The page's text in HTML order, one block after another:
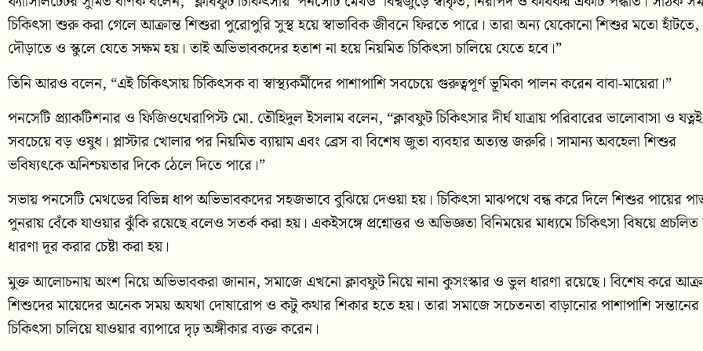
চিকিৎসা শুরু করা গেলে আক্রান্ত শিশুরা পুরোপুরি সুস্থ হয়ে স্বাভাবিক জীবনে ফিরতে পারে। তারা অন্য যেকোনো শিশুর মতো হাঁটতে,
দৌড়াতে ও স্কুলে যেতে সক্ষম হয়। তাই অভিভাবকদের হতাশ না হয়ে নিয়মিত চিকিৎসা চালিয়ে যেতে হবে।”
তিনি আরও বলেন, “এই চিকিৎসায় চিকিৎসক বা স্বাস্থ্যকর্মীদের পাশাপাশি সবচেয়ে গুরুত্বপূর্ণ ভূমিকা পালন করেন বাবা-মায়েরা।”
পনসেটি প্র্যাকটিশনার ও ফিজিওথেরাপিস্ট মো. তৌহিদুল ইসলাম বলেন, “ক্লাবফুট চিকিৎসার দীর্ঘ যাত্রায় পরিবারের ভালোবাসা ও যত্নই
সবচেয়ে বড় ওষুধ। প্লাস্টার খোলার পর নিয়মিত ব্যায়াম এবং ব্রেস বা বিশেষ জুতা ব্যবহার অত্যন্ত জরুরি। সামান্য অবহেলা শিশুর
ভবিষ্যৎকে অনিশ্চয়তার দিকে ঠেলে দিতে পারে।”
সভায় পনসেটি মেথডের বিভিন্ন ধাপ অভিভাবকদের সহজভাবে বুঝিয়ে দেওয়া হয়। চিকিৎসা মাঝপথে বন্ধ করে দিলে শিশুর পায়ের
পুনরায় বেঁকে যাওয়ার ঝুঁকি রয়েছে বলেও সতর্ক করা হয়। একইসঙ্গে প্রশ্নোত্তর ও অভিজ্ঞতা বিনিময়ের মাধ্যমে চিকিৎসা বিষয়ে
ধারণা দূর করার চেষ্টা করা হয়।
মুক্ত আলোচনায় অংশ নিয়ে অভিভাবকরা জানান, সমাজে এখনো ক্লাবফুট নিয়ে নানা কুসংস্কার ও ভুল ধারণা রয়েছে। বিশেষ করে
শিশুদের মায়েদের অনেক সময় অযথা দোষারোপ ও কটু কথার শিকার হতে হয়। তারা সমাজে সচেতনতা বাড়ানোর পাশাপাশি সন্তানের
চিকিৎসা চালিয়ে যাওয়ার ব্যাপারে দৃঢ় অঙ্গীকার ব্যক্ত করেন।